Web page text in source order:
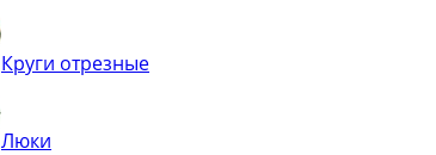
Круги отрезные
Люки